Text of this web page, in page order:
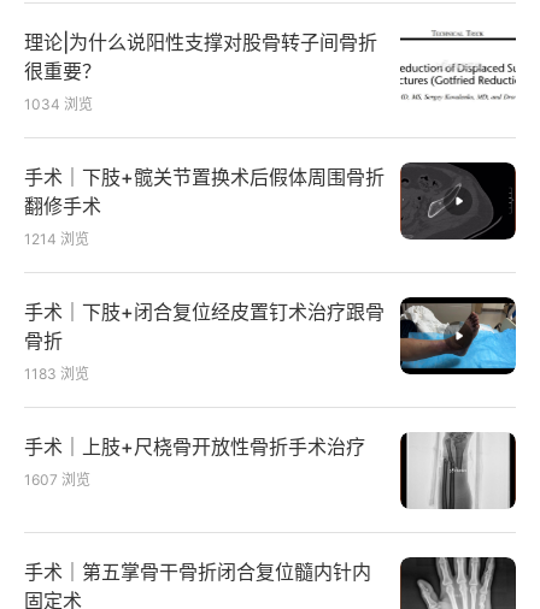
理论|为什么说阳性支撑对股骨转子间骨折
很重要？
1034 浏览
手术｜下肢+髋关节置换术后假体周围骨折
翻修手术
1214 浏览
手术｜下肢+闭合复位经皮置钉术治疗跟骨
骨折
1183 浏览
手术｜上肢+尺桡骨开放性骨折手术治疗
1607 浏览
手术｜第五掌骨干骨折闭合复位髓内针内
固定术